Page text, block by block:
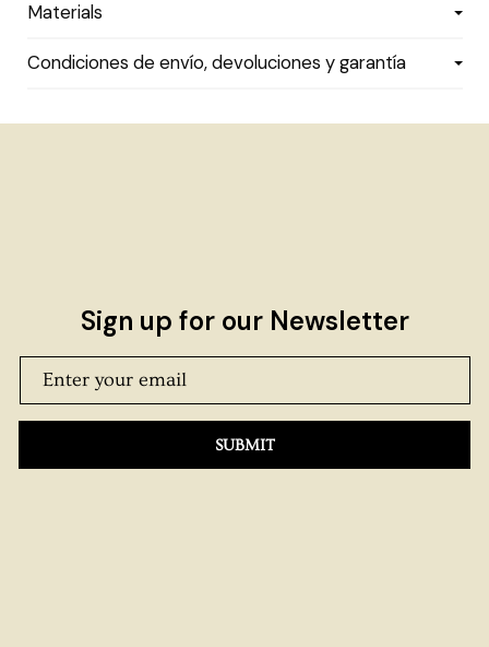
Materials
Condiciones de envío, devoluciones y garantía
Sign up for our Newsletter
SUBMIT